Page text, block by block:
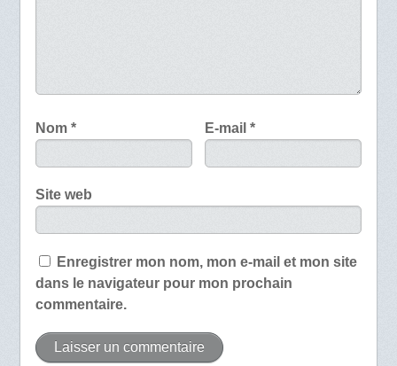
Nom * E-mail*
Site web
Enregistrer mon nom, mon e-mail et mon site
dans le navigateur pour mon prochain
commentaire.